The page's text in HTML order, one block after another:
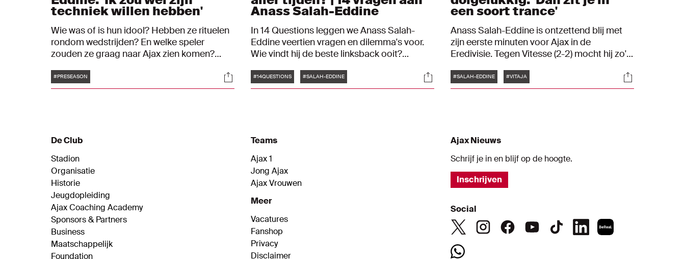
techniek willen hebben'
Wie was of is hun idool? Hebben ze rituelen
rondom wedstrijden? En welke speler
zouden ze graag naar Ajax zien komen?
kregen deze week op het trainingskamp in
Duitsland een reeks vragen voorgeschoteld
Tags
#PRESEASON Socials
Anass Salah-Eddine
In 14 Questions leggen we Anass Salah-
Eddine veertien vragen en dilemma's voor.
Wie vindt hij de beste linksback ooit?
speelt hij liever FIFA Ultimate Team of
Career Mode?
Tags
#14QUESTIONS #SALAH-EDDINE Socials
een soort trance'
Anass Salah-Eddine is ontzettend blij met
zijn eerste minuten voor Ajax in de
Eredivisie. Tegen Vitesse (2-2) mocht hij zo'n
moment dat ik het veld opstapte tot het
eindsignaal heb ik genoten."
Tags
#SALAH-EDDINE #VITAJA Socials
De Club
Stadion
Organisatie
Historie
Jeugdopleiding
Ajax Coaching Academy
Sponsors & Partners
Business
Maatschappelijk
Foundation
Teams
Ajax 1
Jong Ajax
Ajax Vrouwen
Meer
Vacatures
Fanshop
Privacy
Disclaimer
Ajax Nieuws
Schrijf je in en blijf op de hoogte.
Inschrijven
Social